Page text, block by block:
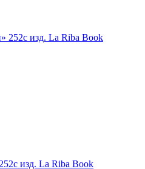
изд. La Riba Book